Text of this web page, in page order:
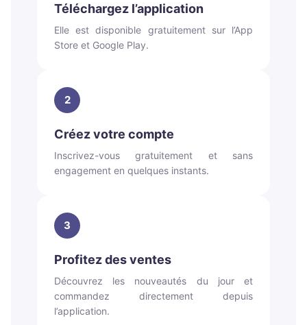
Téléchargez l’application
Elle est disponible gratuitement sur l’App
Store et Google Play.
2
Créez votre compte
Inscrivez-vous gratuitement et sans
engagement en quelques instants.
3
Profitez des ventes
Découvrez les nouveautés du jour et
commandez directement depuis
l’application.